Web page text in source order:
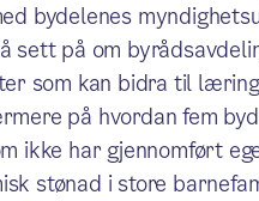
bydelenes
sett på om
som kan bidra til
på hvordan fem
ikke har gjennomført
stønad i store